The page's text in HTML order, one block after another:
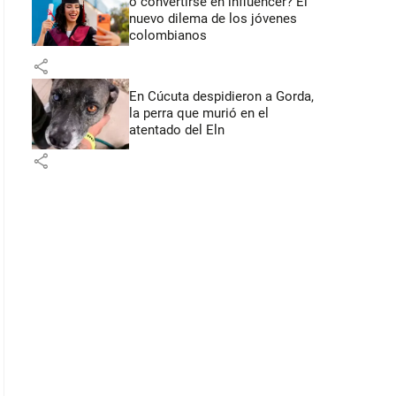
nuevo dilema de los jóvenes
colombianos
share
En Cúcuta despidieron a Gorda,
la perra que murió en el
atentado del Eln
share